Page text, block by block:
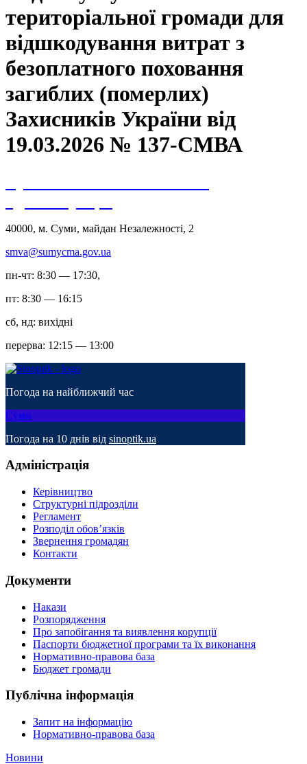
територіальної громади для
відшкодування витрат з
безоплатного поховання
загиблих (померлих)
Захисників України від
19.03.2026 № 137-СМВА
40000, м. Суми, майдан Незалежності, 2
smva@sumycma.gov.ua
пн-чт: 8:30 — 17:30,
пт: 8:30 — 16:15
сб, нд: вихідні
перерва: 12:15 — 13:00
Погода на найближчий час
Суми
Погода на 10 днів від sinoptik.ua
Адміністрація
Керівництво
Структурні підрозділи
Регламент
Розподіл обов’язків
Звернення громадян
Контакти
Документи
Накази
Розпорядження
Про запобігання та виявлення корупції
Паспорти бюджетної програми та їх виконання
Нормативно-правова база
Бюджет громади
Публічна інформація
Запит на інформацію
Нормативно-правова база
Новини